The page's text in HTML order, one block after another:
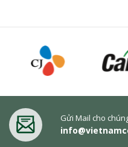
Gửi Mail cho